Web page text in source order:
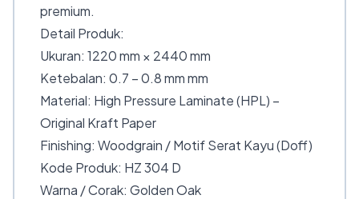
premium.
Detail Produk:
Ukuran: 1220 mm × 2440 mm
Ketebalan: 0.7 – 0.8 mm mm
Material: High Pressure Laminate (HPL) –
Original Kraft Paper
Finishing: Woodgrain / Motif Serat Kayu (Doff)
Kode Produk: HZ 304 D
Warna / Corak: Golden Oak